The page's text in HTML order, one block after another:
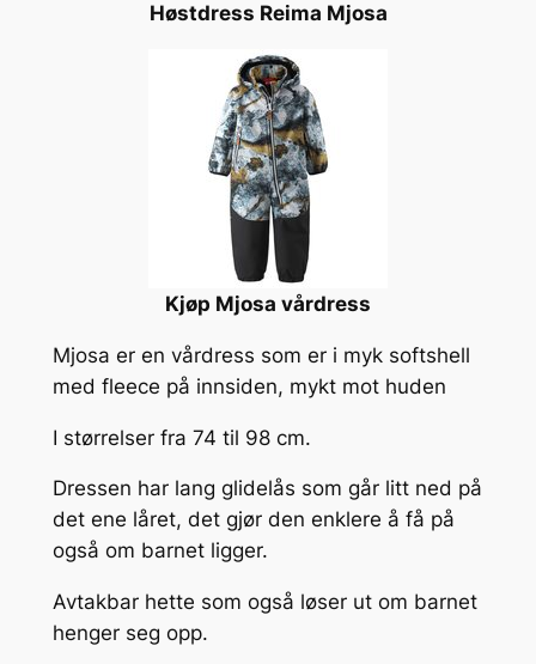
Høstdress Reima Mjosa
Kjøp Mjosa vårdress
Mjosa er en vårdress som er i myk softshell
med fleece på innsiden, mykt mot huden
I størrelser fra 74 til 98 cm.
Dressen har lang glidelås som går litt ned på
det ene låret, det gjør den enklere å få på
også om barnet ligger.
Avtakbar hette som også løser ut om barnet
henger seg opp.